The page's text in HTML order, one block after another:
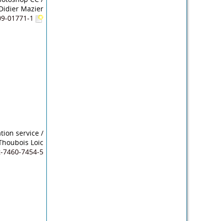
Mazier
01771-1
service /
Loic
7460-7454-5